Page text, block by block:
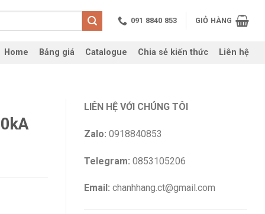
091 8840 853 GIỎ HÀNG
Home Bảng giá Catalogue Chia sẻ kiến thức Liên hệ
LIÊN HỆ VỚI CHÚNG TÔI
Zalo: 0918840853
Telegram: 0853105206
Email: chanhhang.ct@gmail.com